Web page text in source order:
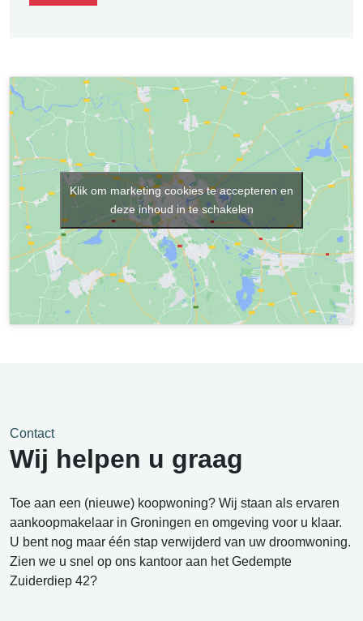
Klik om marketing cookies te accepteren en
deze inhoud in te schakelen
Contact
Wij helpen u graag
Toe aan een (nieuwe) koopwoning? Wij staan als ervaren
aankoopmakelaar in Groningen en omgeving voor u klaar.
U bent nog maar één stap verwijderd van uw droomwoning.
Zien we u snel op ons kantoor aan het Gedempte
Zuiderdiep 42?